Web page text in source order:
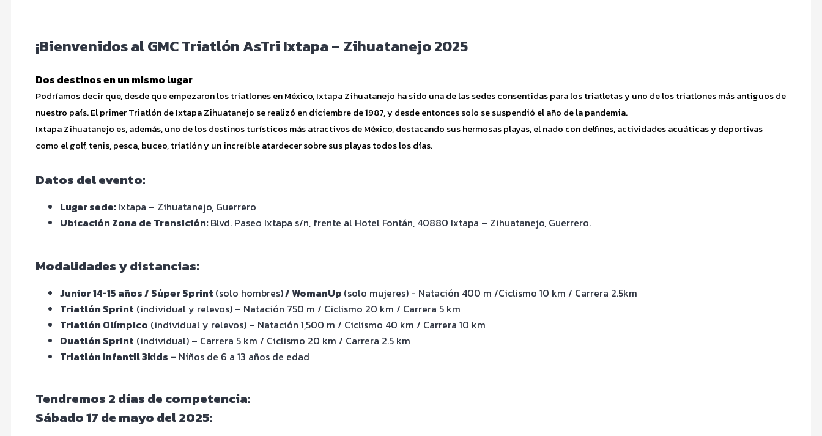
¡Bienvenidos al GMC Triatlón AsTri Ixtapa – Zihuatanejo 2025
Dos destinos en un mismo lugar
Podríamos decir que, desde que empezaron los triatlones en México, Ixtapa Zihuatanejo ha sido una de las sedes consentidas para los triatletas y uno de los triatlones más antiguos de
nuestro país. El primer Triatlón de Ixtapa Zihuatanejo se realizó en diciembre de 1987, y desde entonces solo se suspendió el año de la pandemia.
Ixtapa Zihuatanejo es, además, uno de los destinos turísticos más atractivos de México, destacando sus hermosas playas, el nado con delfines, actividades acuáticas y deportivas
como el golf, tenis, pesca, buceo, triatlón y un increíble atardecer sobre sus playas todos los días.
Datos del evento:
Lugar sede:Ixtapa – Zihuatanejo, Guerrero
Ubicación Zona de Transición:Blvd. Paseo Ixtapa s/n, frente al Hotel Fontán, 40880 Ixtapa – Zihuatanejo, Guerrero.
Modalidades y distancias:
Junior 14-15 años / Súper Sprint (solo hombres)/ WomanUp (solo mujeres) - Natación 400 m /Ciclismo 10 km / Carrera 2.5km
Triatlón Sprint (individual y relevos) – Natación 750 m / Ciclismo 20 km / Carrera 5 km
Triatlón Olímpico (individual y relevos) – Natación 1,500 m / Ciclismo 40 km / Carrera 10 km
Duatlón Sprint (individual) – Carrera 5 km / Ciclismo 20 km / Carrera 2.5 km
Triatlón Infantil 3kids – Niños de 6 a 13 años de edad
Tendremos 2 días de competencia:
Sábado 17 de mayo del 2025: